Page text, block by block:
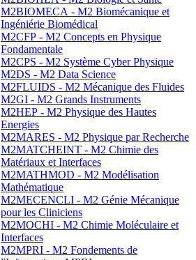
M2BIOMECA - M2 Biomécanique et
Ingéniérie Biomédical
M2CFP - M2 Concepts en Physique
Fondamentale
M2CPS - M2 Système Cyber Physique
M2DS - M2 Data Science
M2FLUIDS - M2 Mécanique des Fluides
M2GI - M2 Grands Instruments
M2HEP - M2 Physique des Hautes
Energies
M2MARES - M2 Physique par Recherche
M2MATCHEINT - M2 Chimie des
Matériaux et Interfaces
M2MATHMOD - M2 Modélisation
Mathématique
M2MECENCLI - M2 Génie Mécanique
pour les Cliniciens
M2MOCHI - M2 Chimie Moléculaire et
Interfaces
M2MPRI - M2 Fondements de